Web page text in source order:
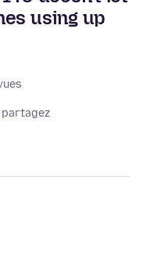
using up
partagez